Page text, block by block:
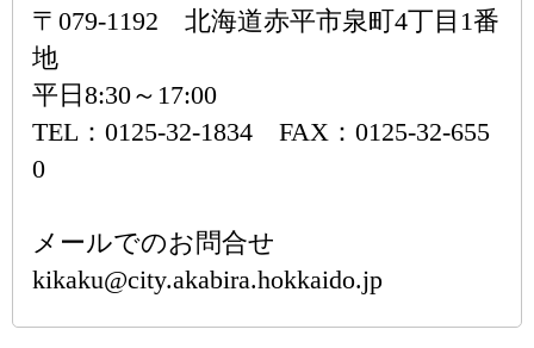
〒079-1192 北海道赤平市泉町4丁目1番
地
平日8:30～17:00
TEL：0125-32-1834 FAX：0125-32-655
0
メールでのお問合せ
kikaku@city.akabira.hokkaido.jp